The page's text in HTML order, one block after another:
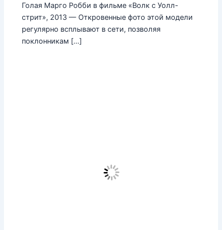
Голая Марго Робби в фильме «Волк с Уолл-
стрит», 2013 — Откровенные фото этой модели
регулярно всплывают в сети, позволяя
поклонникам […]